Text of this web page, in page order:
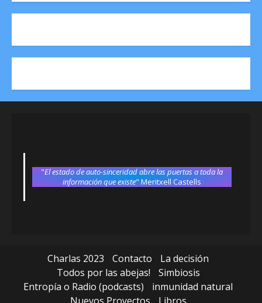
"El estado de auto-sinceridad abre las puertas a toda la
información que existe" Meritxell Castells
Charlas 2023 Contacto
La decisión
Todos por las abejas!
Simbiosis
Entropía o Radio (podcasts)
inmunidad natural